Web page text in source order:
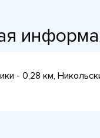
- 0,28 км,